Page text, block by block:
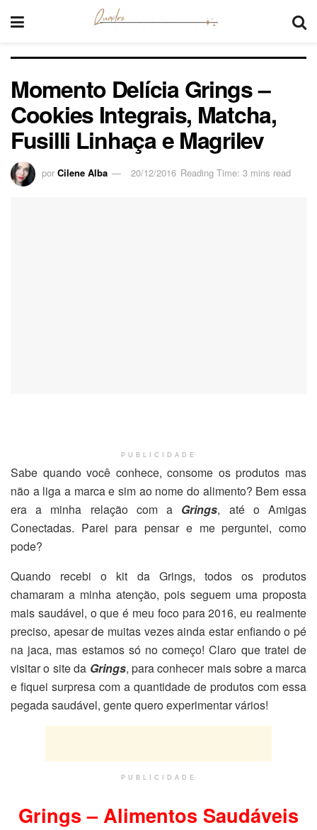
Momento Delícia Grings –
Cookies Integrais, Matcha,
Fusilli Linhaça e Magrilev
por Cilene Alba 20/12/2016 Reading Time: 3 mins read
PUBLICIDADE
Sabe quando você conhece, consome os produtos mas
não a liga a marca e sim ao nome do alimento? Bem essa
era a minha relação com a Grings, até o Amigas
Conectadas. Parei para pensar e me perguntei, como
pode?
Quando recebi o kit da Grings, todos os produtos
chamaram a minha atenção, pois seguem uma proposta
mais saudável, o que é meu foco para 2016, eu realmente
preciso, apesar de muitas vezes ainda estar enfiando o pé
na jaca, mas estamos só no começo! Claro que tratei de
visitar o site da Grings, para conhecer mais sobre a marca
e fiquei surpresa com a quantidade de produtos com essa
pegada saudável, gente quero experimentar vários!
PUBLICIDADE
Grings – Alimentos Saudáveis